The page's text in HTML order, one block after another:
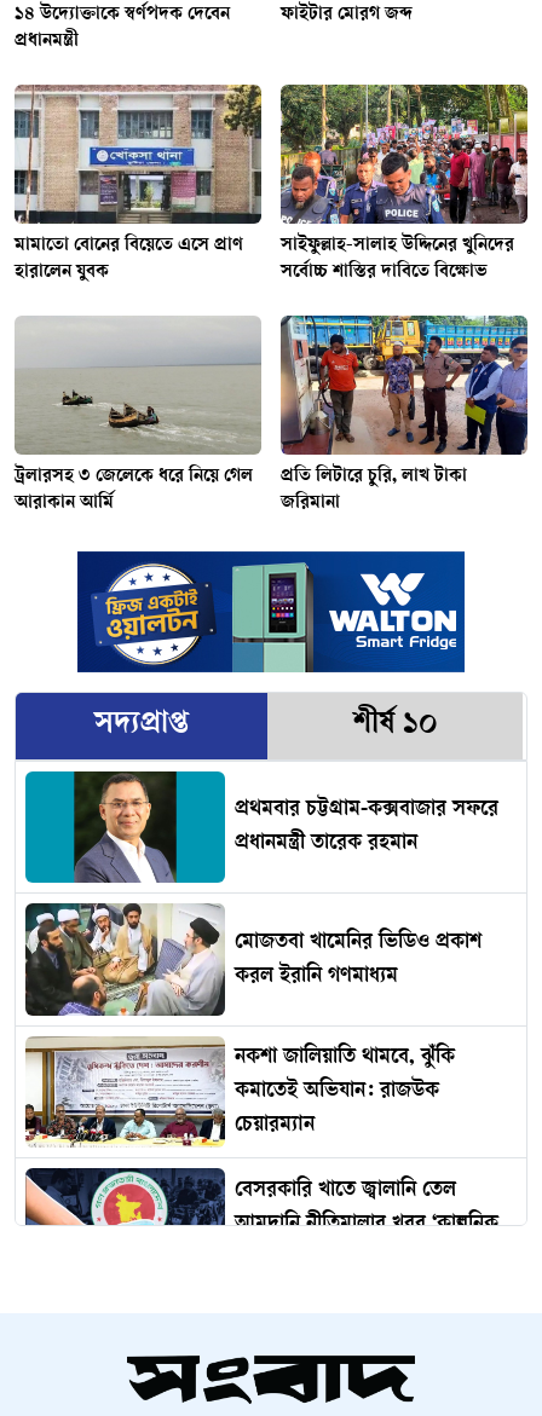
১৪ উদ্যোক্তাকে স্বর্ণপদক দেবেন
প্রধানমন্ত্রী
ফাইটার মোরগ জব্দ
মামাতো বোনের বিয়েতে এসে প্রাণ
হারালেন যুবক
সাইফুল্লাহ-সালাহ উদ্দিনের খুনিদের
সর্বোচ্চ শাস্তির দাবিতে বিক্ষোভ
ট্রলারসহ ৩ জেলেকে ধরে নিয়ে গেল
আরাকান আর্মি
প্রতি লিটারে চুরি, লাখ টাকা
জরিমানা
সদ্যপ্রাপ্ত শীর্ষ ১০
প্রথমবার চট্টগ্রাম-কক্সবাজার সফরে
প্রধানমন্ত্রী তারেক রহমান
মোজতবা খামেনির ভিডিও প্রকাশ
করল ইরানি গণমাধ্যম
নকশা জালিয়াতি থামবে, ঝুঁকি
কমাতেই অভিযান: রাজউক
চেয়ারম্যান
বেসরকারি খাতে জ্বালানি তেল
আমদানি নীতিমালার খবর ‘কাল্পনিক
আনতে চাই : ক্রীড়া প্রতিমন্ত্রী